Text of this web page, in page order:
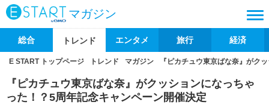
マガジン
総合 トレンド エンタメ 旅行 経済
E START トップページ トレンド マガジン 『ピカチュウ東京ばな奈』がク
『ピカチュウ東京ばな奈』がクッションになっちゃ
った！？5周年記念キャンペーン開催決定